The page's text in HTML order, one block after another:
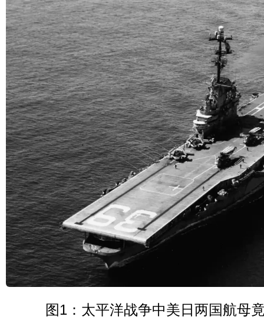
图1：太平洋战争中美日两国航母